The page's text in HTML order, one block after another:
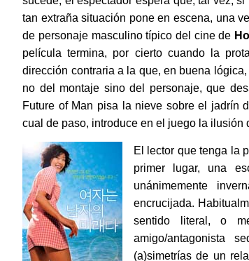
tan extraña situación pone en escena, una
de personaje masculino típico del cine de
película termina, por cierto cuando la
dirección contraria a la que, en buena
no del montaje sino del personaje, que
Future of Man pisa la nieve sobre el jadrín
cual de paso, introduce en el juego la
El lector que tenga la
primer lugar, una
unánimemente
encrucijada.
sentido literal, o
amigo/antagonista
(a)simetrías de un